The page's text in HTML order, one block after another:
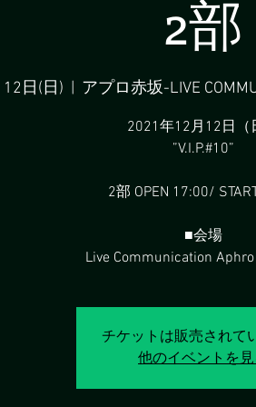
2部
日(日) アプロ赤坂-LIVE
2021年12月12日（
”V.I.P.#10”
2部 OPEN 17:00/
■会場
Live Communication
チケットは販売されて
他のイベントを